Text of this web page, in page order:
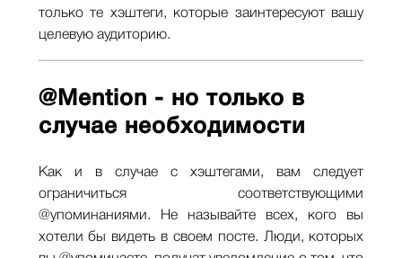
только те хэштеги, которые заинтересуют вашу
целевую аудиторию.
@Mention - но только в
случае необходимости
Как и в случае с хэштегами, вам следует
ограничиться соответствующими
@упоминаниями. Не называйте всех, кого вы
хотели бы видеть в своем посте. Люди, которых